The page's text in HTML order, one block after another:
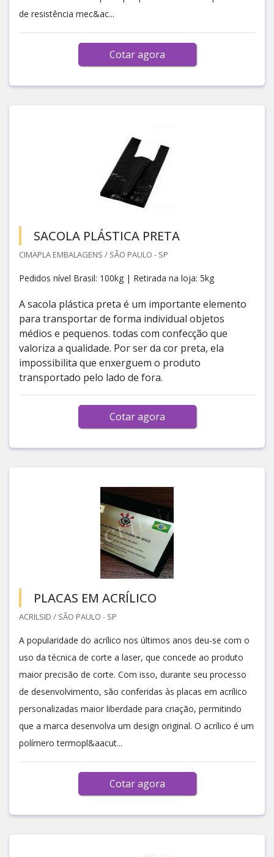
de resistência mec&ac...
Cotar agora
SACOLA PLÁSTICA PRETA
CIMAPLA EMBALAGENS / SÃO PAULO - SP
Pedidos nível Brasil: 100kg | Retirada na loja: 5kg
A sacola plástica preta é um importante elemento
para transportar de forma individual objetos
médios e pequenos. todas com confecção que
valoriza a qualidade. Por ser da cor preta, ela
impossibilita que enxerguem o produto
transportado pelo lado de fora.
Cotar agora
PLACAS EM ACRÍLICO
ACRILSID / SÃO PAULO - SP
A popularidade do acrílico nos últimos anos deu-se com o
uso da técnica de corte a laser, que concede ao produto
maior precisão de corte. Com isso, durante seu processo
de desenvolvimento, são conferidas às placas em acrílico
personalizadas maior liberdade para criação, permitindo
que a marca desenvolva um design original. O acrílico é um
polímero termopl&aacut...
Cotar agora